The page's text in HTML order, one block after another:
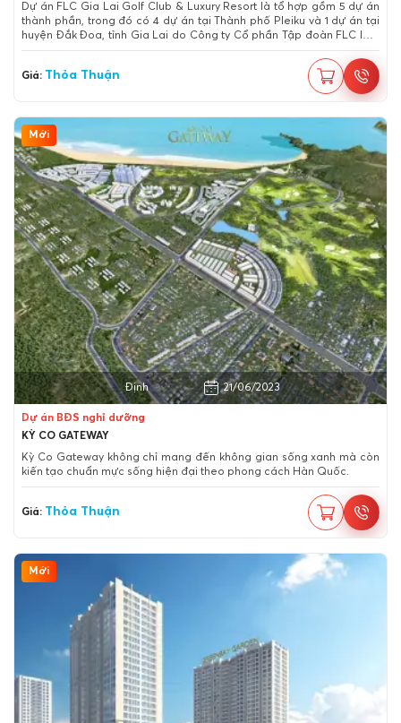
Dự án FLC Gia Lai Golf Club & Luxury Resort là tổ hợp gồm 5 dự án
thành phần, trong đó có 4 dự án tại Thành phố Pleiku và 1 dự án tại
huyện Đắk Đoa, tỉnh Gia Lai do Công ty Cổ phần Tập đoàn FLC làm
chủ đầu tư. Nhận thấy được tiềm năng phát triển, Tập đoàn FLC đã
nghiên cứu và quy hoạch, cải thiện diện mạo đô thị, hỗ trợ phát triển
kinh tế – xã hội, tạo công ăn việc làm cho người dân của tỉnh, đặc
biệt là chú trọng nghiên cứu và đầu tư vào Dự án FLC Gia Lai.
Giá: Thỏa Thuận
Mới
Thành phố Quy Nhơn, Bình Định
21/06/2023
Dự án BĐS nghỉ dưỡng
KỲ CO GATEWAY
Kỳ Co Gateway không chỉ mang đến không gian sống xanh mà còn
kiến tạo chuẩn mực sống hiện đại theo phong cách Hàn Quốc.
Giá: Thỏa Thuận
Mới